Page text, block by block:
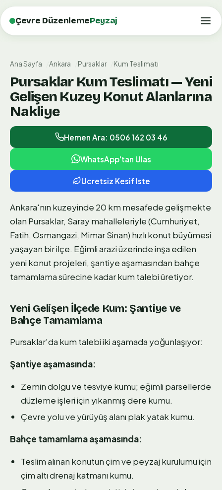
Çevre DüzenlemePeyzaj
Ana Sayfa Ankara Pursaklar Kum Teslimatı
Pursaklar Kum Teslimatı — Yeni
Gelişen Kuzey Konut Alanlarına
Nakliye
Hemen Ara: 0506 162 03 46
WhatsApp'tan Ulas
Ucretsiz Kesif Iste
Ankara'nın kuzeyinde 20 km mesafede gelişmekte
olan Pursaklar, Saray mahalleleriyle (Cumhuriyet,
Fatih, Osmangazi, Mimar Sinan) hızlı konut büyümesi
yaşayan bir ilçe. Eğimli arazi üzerinde inşa edilen
yeni konut projeleri, şantiye aşamasından bahçe
tamamlama sürecine kadar kum talebi üretiyor.
Yeni Gelişen İlçede Kum: Şantiye ve
Bahçe Tamamlama
Pursaklar'da kum talebi iki aşamada yoğunlaşıyor:
Şantiye aşamasında:
Zemin dolgu ve tesviye kumu; eğimli parsellerde
düzleme işleri için yıkanmış dere kumu.
Çevre yolu ve yürüyüş alanı plak yatak kumu.
Bahçe tamamlama aşamasında:
Teslim alınan konutun çim ve peyzaj kurulumu için
çim altı drenaj katmanı kumu.